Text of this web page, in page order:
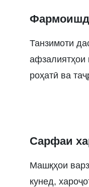
Танзимоти
афзалиятҳои
роҳатӣ ва
Сарфаи
Машқҳои
кунед,